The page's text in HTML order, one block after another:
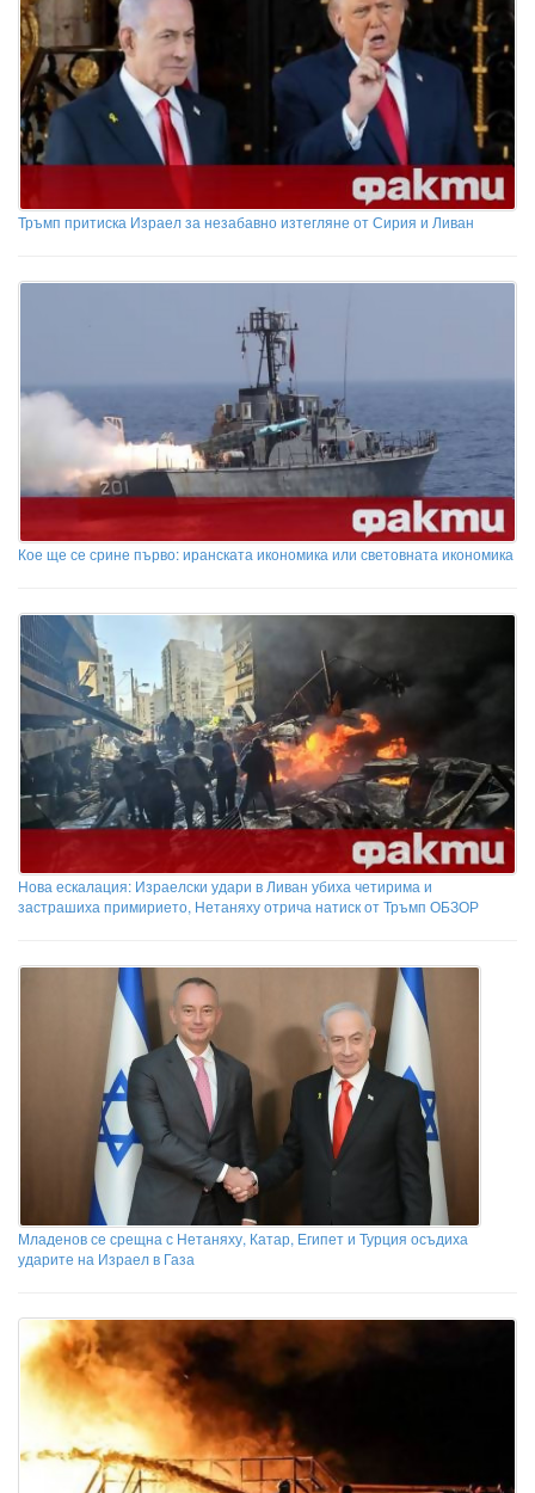
Тръмп притиска Израел за незабавно изтегляне от Сирия и Ливан
Кое ще се срине първо: иранската икономика или световната икономика
Нова ескалация: Израелски удари в Ливан убиха четирима и
застрашиха примирието, Нетаняху отрича натиск от Тръмп ОБЗОР
Младенов се срещна с Нетаняху, Катар, Египет и Турция осъдиха
ударите на Израел в Газа